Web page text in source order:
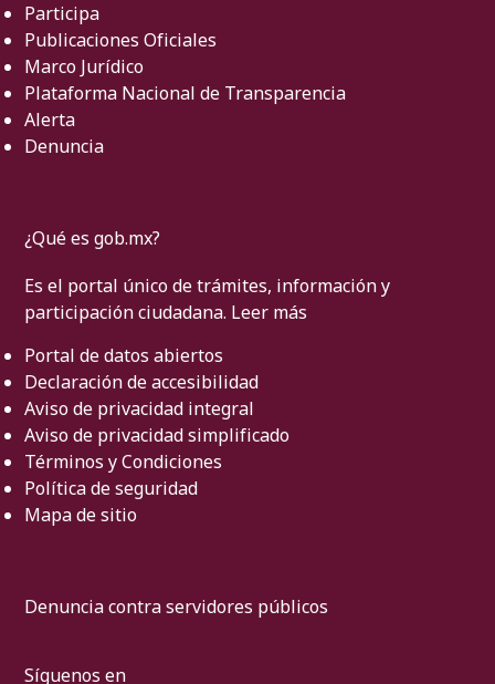
Participa
Publicaciones Oficiales
Marco Jurídico
Plataforma Nacional de Transparencia
Alerta
Denuncia
¿Qué es gob.mx?
Es el portal único de trámites, información y
participación ciudadana. Leer más
Portal de datos abiertos
Declaración de accesibilidad
Aviso de privacidad integral
Aviso de privacidad simplificado
Términos y Condiciones
Política de seguridad
Mapa de sitio
Denuncia contra servidores públicos
Síguenos en